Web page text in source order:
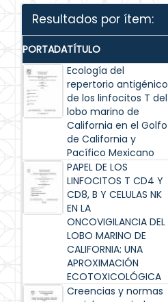
Resultados por ítem:
PORTADATÍTULO
Ecología del
repertorio antigénico
de los linfocitos T del
lobo marino de
California en el Golfo
de California y
Pacífico Mexicano
PAPEL DE LOS
LINFOCITOS T CD4 Y
CD8, B Y CELULAS NK
EN LA
ONCOVIGILANCIA DEL
LOBO MARINO DE
CALIFORNIA: UNA
APROXIMACIÓN
ECOTOXICOLÓGICA
Creencias y normas